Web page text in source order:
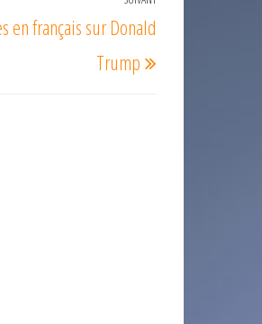
en français sur Donald
Trump